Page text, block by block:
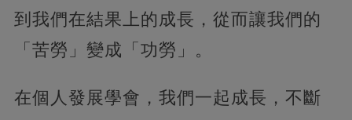
到我們在結果上的成長，從而讓我們的
「苦勞」變成「功勞」。
在個人發展學會，我們一起成長，不斷